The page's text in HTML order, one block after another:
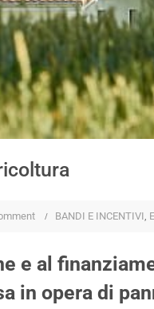
BANDI E INCENTIVI,
e al
in opera di